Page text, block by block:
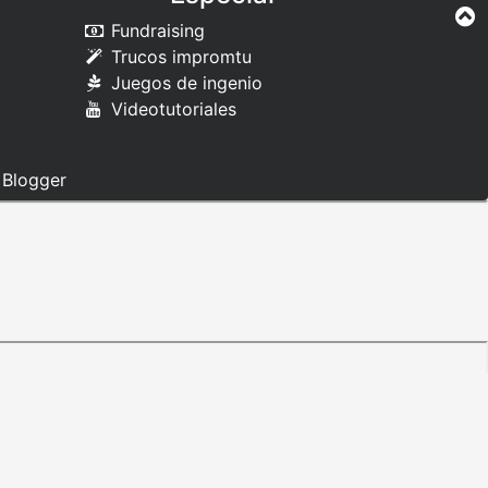
Fundraising
Trucos impromtu
Juegos de ingenio
Videotutoriales
Blogger